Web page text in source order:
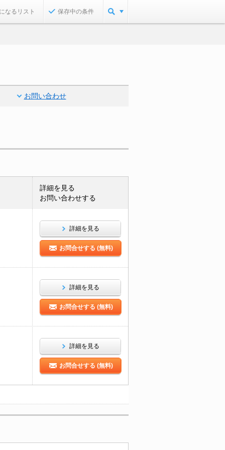
なるリスト 保存中の条件
お問い合わせ
詳細を見る
お問い合わせする
詳細を見る
お問合せする (無料)
詳細を見る
お問合せする (無料)
詳細を見る
お問合せする (無料)